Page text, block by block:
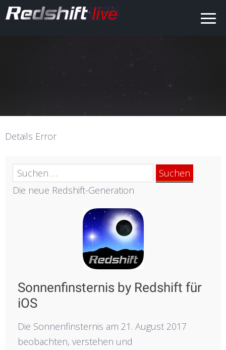
Details Error
Suchen
nach:
Die neue Redshift-Generation
Sonnenfinsternis by Redshift für
iOS
Die Sonnenfinsternis am 21. August 2017
beobachten, verstehen und